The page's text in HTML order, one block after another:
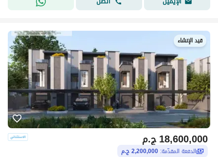
قيد الإنشاء
ج.م18,600,000
الدفعة المقدّمة: 2,200,000 ج.م